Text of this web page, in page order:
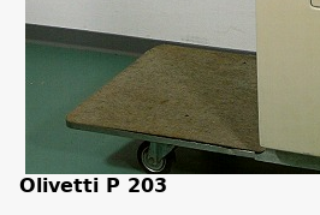
Olivetti P 203